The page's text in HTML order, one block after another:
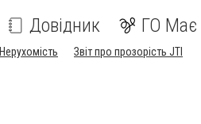
Довідник ГО Має
Нерухомість Звіт про прозорість JTI